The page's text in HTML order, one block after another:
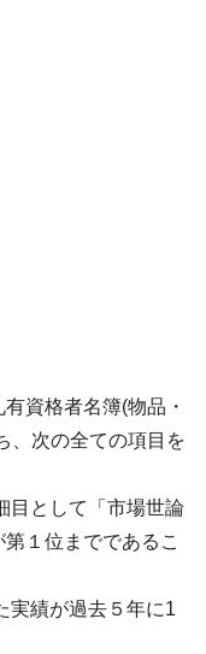
資格者名簿(物品・
、次の全ての項目を
目として「市場世論
１位までであるこ
実績が過去５年に1